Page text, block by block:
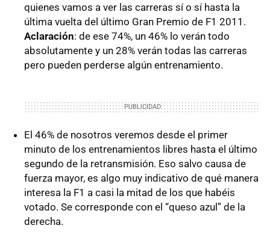
quienes vamos a ver las carreras sí o sí hasta la
última vuelta del último Gran Premio de F1 2011.
Aclaración: de ese 74%, un 46% lo verán todo
absolutamente y un 28% verán todas las carreras
pero pueden perderse algún entrenamiento.
El 46% de nosotros veremos desde el primer
minuto de los entrenamientos libres hasta el último
segundo de la retransmisión. Eso salvo causa de
fuerza mayor, es algo muy indicativo de qué manera
interesa la F1 a casi la mitad de los que habéis
votado. Se corresponde con el “queso azul” de la
derecha.